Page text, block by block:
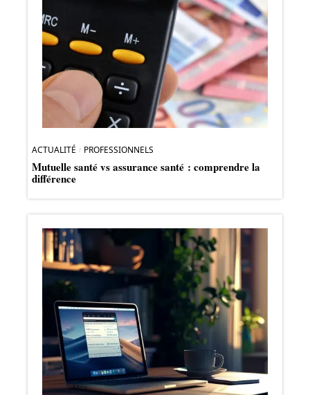
ACTUALITÉ PROFESSIONNELS
Mutuelle santé vs assurance santé : comprendre la
différence